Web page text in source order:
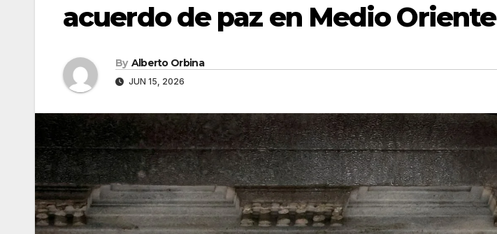
acuerdo de paz en Medio Oriente
By Alberto Orbina
JUN 15, 2026